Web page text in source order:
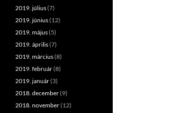
2019. július(7)
2019. június(12)
2019. május(5)
2019. április(7)
2019. március(8)
2019. február(8)
2019. január(3)
2018. december(9)
2018. november(12)